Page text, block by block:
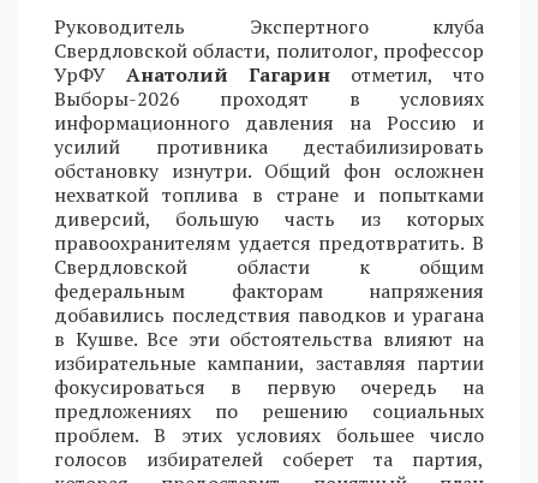
Руководитель Экспертного клуба
Свердловской области, политолог, профессор
УрФУ Анатолий Гагарин отметил, что
Выборы-2026 проходят в условиях
информационного давления на Россию и
усилий противника дестабилизировать
обстановку изнутри. Общий фон осложнен
нехваткой топлива в стране и попытками
диверсий, большую часть из которых
правоохранителям удается предотвратить. В
Свердловской области к общим
федеральным факторам напряжения
добавились последствия паводков и урагана
в Кушве. Все эти обстоятельства влияют на
избирательные кампании, заставляя партии
фокусироваться в первую очередь на
предложениях по решению социальных
проблем. В этих условиях большее число
голосов избирателей соберет та партия,